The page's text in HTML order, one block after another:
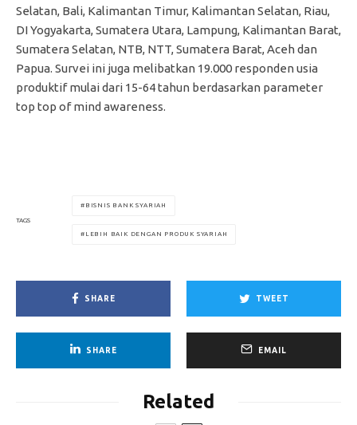
Selatan, Bali, Kalimantan Timur, Kalimantan Selatan, Riau,
DI Yogyakarta, Sumatera Utara, Lampung, Kalimantan Barat,
Sumatera Selatan, NTB, NTT, Sumatera Barat, Aceh dan
Papua. Survei ini juga melibatkan 19.000 responden usia
produktif mulai dari 15-64 tahun berdasarkan parameter
top top of mind awareness.
TAGS
BISNIS BANK SYARIAH
LEBIH BAIK DENGAN PRODUK SYARIAH
SHARE TWEET
SHARE EMAIL
Related